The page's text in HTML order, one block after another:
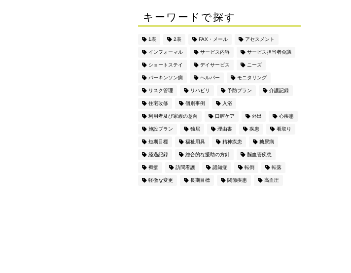
キーワードで探す
1表 2表 FAX・メール アセスメント
インフォーマル サービス内容 サービス担当者会議
ショートステイ デイサービス ニーズ
パーキンソン病 ヘルパー モニタリング
リスク管理 リハビリ 予防プラン 介護記録
住宅改修 個別事例 入浴
利用者及び家族の意向 口腔ケア 外出 心疾患
施設プラン 独居 理由書 疾患 看取り
短期目標 福祉用具 精神疾患 糖尿病
経過記録 総合的な援助の方針 脳血管疾患
褥瘡 訪問看護 認知症 転倒 転落
軽微な変更 長期目標 関節疾患 高血圧